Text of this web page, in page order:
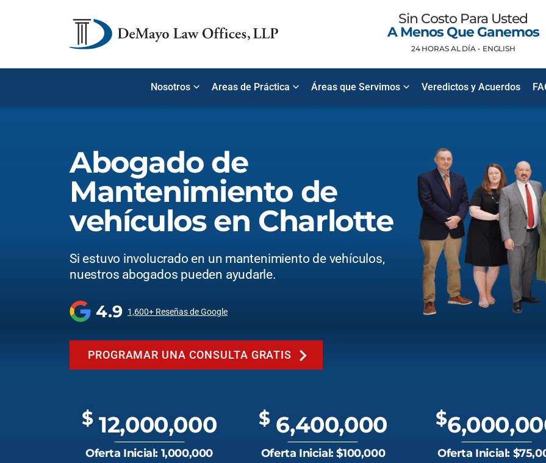
Sin Costo Para Usted
A Menos Que Ganemos
24 HORAS AL DÍA • ENGLISH
Nosotros Areas de Práctica Áreas que Servimos Veredictos y Acuerdos
Abogado de
Mantenimiento de
vehículos en Charlotte
Si estuvo involucrado en un mantenimiento de vehículos,
nuestros abogados pueden ayudarle.
4.9 1,600+ Reseñas de Google
PROGRAMAR UNA CONSULTA GRATIS
$12,000,000
Oferta Inicial: 1,000,000
$6,400,000
Oferta Inicial: $100,000
$
Oferta Inicial: